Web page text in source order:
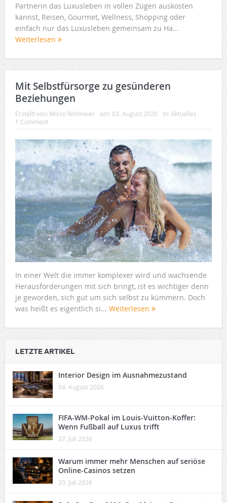
Partnerin das Luxusleben in vollen Zügen auskosten
kannst, Reisen, Gourmet, Wellness, Shopping oder
einfach nur das Luxusleben gemeinsam zu Ha...
Weiterlesen
Mit Selbstfürsorge zu gesünderen
Beziehungen
Erstellt von: Mirco Rehmeier am: 03. August 2020 In: Aktuelles
1 Comment
In einer Welt die immer komplexer wird und wachsende
Herausforderungen mit sich bringt, ist es wichtiger denn
je geworden, sich gut um sich selbst zu kümmern. Doch
was heißt es eigentlich si... Weiterlesen
LETZTE ARTIKEL
Interior Design im Ausnahmezustand
04. August 2026
FIFA-WM-Pokal im Louis-Vuitton-Koffer:
Wenn Fußball auf Luxus trifft
27. Juli 2026
Warum immer mehr Menschen auf seriöse
Online-Casinos setzen
20. Juli 2026